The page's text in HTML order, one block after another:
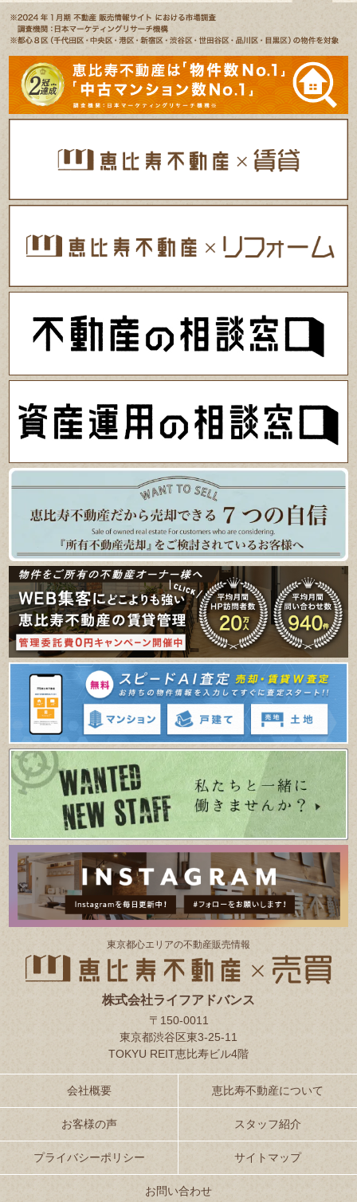
東京都⼼エリアの不動産販売情報
株式会社ライフアドバンス
〒150-0011
東京都渋谷区東3-25-11
TOKYU REIT恵比寿ビル4階
会社概要 恵比寿不動産について
お客様の声 スタッフ紹介
プライバシーポリシー サイトマップ
お問い合わせ